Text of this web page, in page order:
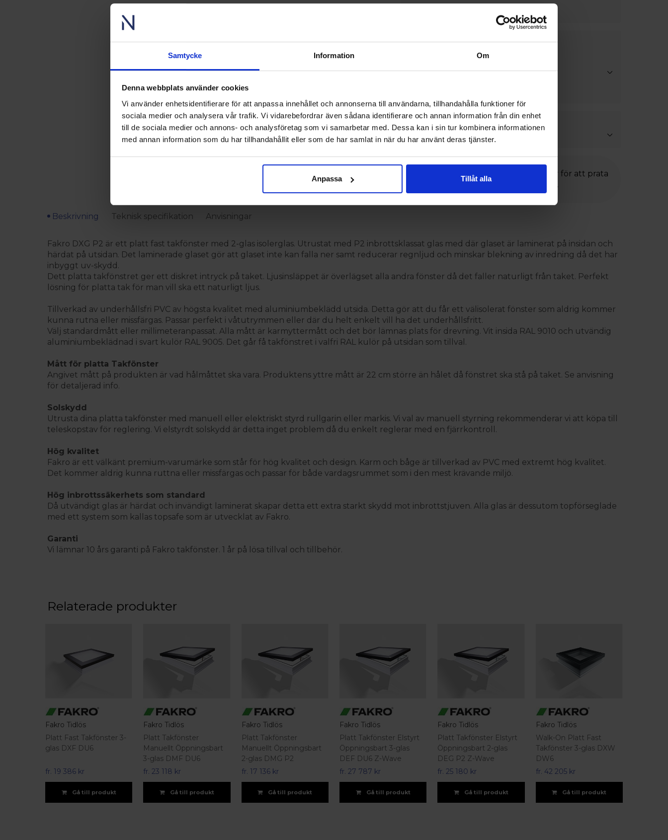
Samtycke Information Om
Denna webbplats använder cookies
Vi använder enhetsidentifierare för att anpassa innehållet och annonserna till användarna, tillhandahålla funktioner för
sociala medier och analysera vår trafik. Vi vidarebefordrar även sådana identifierare och annan information från din enhet
till de sociala medier och annons- och analysföretag som vi samarbetar med. Dessa kan i sin tur kombinera informationen
med annan information som du har tillhandahållit eller som de har samlat in när du har använt deras tjänster.
Anpassa Tillåt alla
Färg
Tillval
Behöver du hjälp? Klicka här för att prata
med någon av våra experter.
Beskrivning Teknisk specifikation Anvisningar
Fakro DXG P2 är ett platt fast takfönster med 2-glas isolerglas. Utrustat med P2 inbrottsklassat glas med där glaset är laminerat på insidan och
härdat på utsidan. Det laminerade glaset gör att glaset inte kan falla ner samt reducerar regnljud och minskar blekning av inredning då det har
inbyggt uv-skydd.
Dett platta takfönstret ger ett diskret intryck på taket. Ljusinsläppet är överlägset alla andra fönster då det faller naturligt från taket. Perfekt
lösning för platta tak för man vill ska ett naturligt ljus.
Tillverkad av underhållsfri PVC av högsta kvalitet med aluminiumbeklädd utsida. Detta gör att du får ett välisolerat fönster som aldrig kommer
kunna rutna eller missfärgas. Passar perfekt i våtutrymmen eller där du helt enkelt vill ha det underhållsfritt.
Välj standardmått eller millimeteranpassat. Alla mått är karmyttermått och det bör lämnas plats för drevning. Vit insida RAL 9010 och utvändig
aluminiumbeklädnad i svart kulör RAL 9005. Det går få takfönstret i valfri RAL kulör på utsidan som tillval.
Mått för platta Takfönster
Angivet mått på produkten är vad hålmåttet ska vara. Produktens yttre mått är 22 cm större än hålet då fönstret ska stå på taket. Se anvisning
för detaljerad info.
Solskydd
Utrusta dina platta takfönster med manuell eller elektriskt styrd rullgarin eller markis. Vi val av manuell styrning rekommenderar vi att köpa till
teleskopstav för reglering. Vi elstyrdt solskydd är detta inget problem då du enkelt reglerar med en fjärrkontroll.
Hög kvalitet
Fakro är ett välkänt premium-varumärke som står för hög kvalitet och design. Karm och båge är tillverkad av PVC med extremt hög kvalitet.
Det kommer aldrig kunna ruttna eller missfärgas och passar för både vardagsrummet som i den mest krävande miljö.
Hög inbrottssäkerhets som standard
Då utvändigt glas är härdat och invändigt laminerat skapar detta ett extra starkt skydd mot inbrottstjuven. Alla glas är dessutom topförseglade
med ett system som kallas topsafe som är utvecklat av Fakro.
Garanti
Vi lämnar 10 års garanti på Fakro takfönster. 1 år på lösa tillval och tillbehör.
Relaterade produkter
Fakro Tidlös
Platt Fast Takfönster 3-
glas DXF DU6
fr. 19 386 kr
Gå till produkt
Fakro Tidlös
Platt Takfönster
Manuellt Öppningsbart
3-glas DMF DU6
fr.23 118 kr
Gå till produkt
Fakro Tidlös
Platt Takfönster
Manuellt Öppningsbart
2-glas DMG P2
fr. 17 136 kr
Gå till produkt
Fakro Tidlös
Platt Takfönster Elstyrt
Öppningsbart 3-glas
DEF DU6 Z-Wave
fr. 27 787 kr
Gå till produkt
Fakro Tidlös
Platt Takfönster Elstyrt
Öppningsbart 2-glas
DEG P2 Z-Wave
fr.25 180 kr
Gå till produkt
Fakro Tidlös
Walk-On Platt Fast
Takfönster 3-glas DXW
DW6
fr. 42 205 kr
Gå till produkt